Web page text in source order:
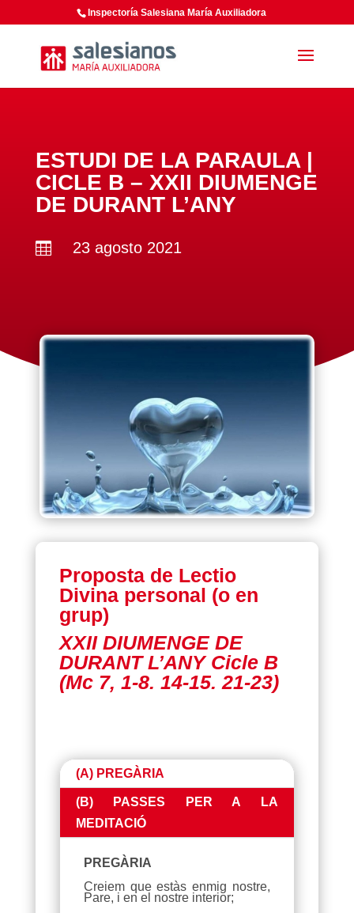
Inspectoría Salesiana María Auxiliadora
ESTUDI DE LA PARAULA |
CICLE B – XXII DIUMENGE
DE DURANT L’ANY
 23 agosto 2021
Proposta de Lectio
Divina personal (o en
grup)
XXII DIUMENGE DE
DURANT L’ANY Cicle B
(Mc 7, 1-8. 14-15. 21-23)
(A) PREGÀRIA
(B) PASSES PER A LA
MEDITACIÓ
PREGÀRIA
Creiem que estàs enmig nostre,
Pare, i en el nostre interior;